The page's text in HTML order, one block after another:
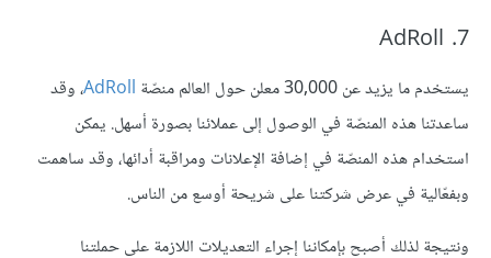
7. AdRoll
يستخدم ما يزيد عن 30,000 معلن حول العالم منصّة AdRoll، وقد
ساعدتنا هذه المنصّة في الوصول إلى عملائنا بصورة أسهل. يمكن
استخدام هذه المنصّة في إضافة الإعلانات ومراقبة أدائها، وقد ساهمت
وبفعّالية في عرض شركتنا على شريحة أوسع من الناس.
ونتيجة لذلك أصبح بإمكاننا إجراء التعديلات اللازمة على حملتنا